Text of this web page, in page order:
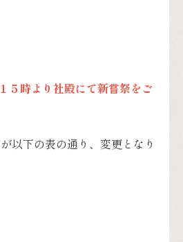
５時より社殿にて新嘗祭をご
以下の表の通り、変更となり